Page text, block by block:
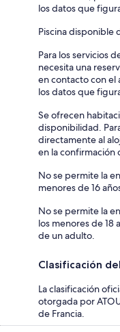
los datos que
Piscina disponible
Para los servicios
necesita una
en contacto con el
los datos que
Se ofrecen
disponibilidad.
directamente al
en la confirmación
No se permite la
menores de 16
No se permite la
los menores de 18
de un adulto.
Clasificación
La clasificación
otorgada por
de Francia.